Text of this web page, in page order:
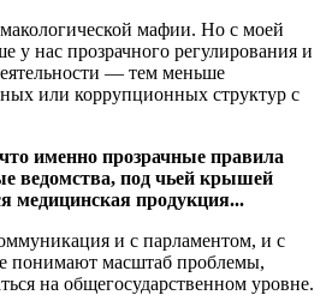
мафии. Но с моей
у нас прозрачного регулирования и
— тем меньше
или коррупционных структур с
именно прозрачные правила
ведомства, под чьей крышей
медицинская продукция...
и с парламентом, и с
понимают масштаб проблемы,
на общегосударственном уровне.